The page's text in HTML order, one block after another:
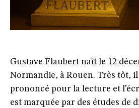
Gustave Flaubert naît le 12
Normandie, à Rouen. Très tôt,
prononcé pour la lecture et
est marquée par des études de